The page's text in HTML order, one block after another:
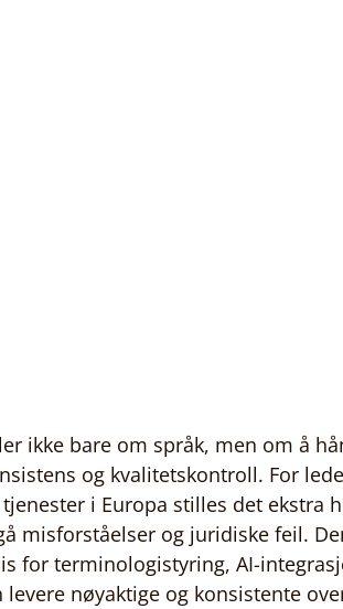
ikke bare om språk, men om å
og kvalitetskontroll. For
i Europa stilles det ekstra
misforståelser og juridiske feil.
for terminologistyring, AI-
nøyaktige og konsistente